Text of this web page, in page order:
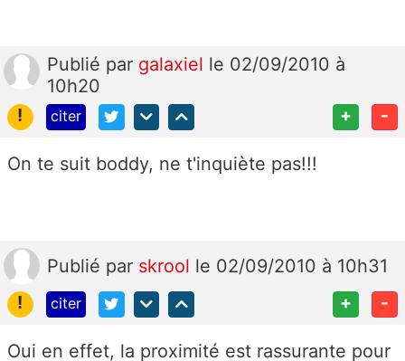
Publié par galaxiel le 02/09/2010 à
10h20
!
citer + -
On te suit boddy, ne t'inquiète pas!!!
Publié par skrool le 02/09/2010 à 10h31
!
citer + -
Oui en effet, la proximité est rassurante pour